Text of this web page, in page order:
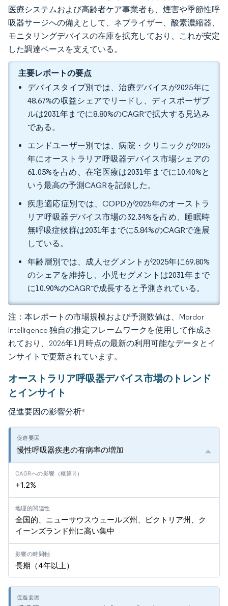
医療システムおよび高齢者ケア事業者も、煙害や季節性呼
吸器サージへの備えとして、ネブライザー、酸素濃縮器、
モニタリングデバイスの在庫を拡充しており、これが安定
した調達ペースを支えている。
主要レポートの要点
デバイスタイプ別では、治療デバイスが2025年に
48.67%の収益シェアでリードし、ディスポーザブ
ルは2031年までに8.80%のCAGRで拡大する見込み
である。
エンドユーザー別では、病院・クリニックが2025
年にオーストラリア呼吸器デバイス市場シェアの
61.05%を占め、在宅医療は2031年までに10.40%と
いう最高の予測CAGRを記録した。
疾患適応症別では、COPDが2025年のオーストラ
リア呼吸器デバイス市場の32.34%を占め、睡眠時
無呼吸症候群は2031年までに5.84%のCAGRで進展
している。
年齢層別では、成人セグメントが2025年に69.80%
のシェアを維持し、小児セグメントは2031年まで
に10.90%のCAGRで成長すると予測されている。
注：本レポートの市場規模および予測数値は、Mordor
Intelligence 独自の推定フレームワークを使用して作成さ
れており、2026年1月時点の最新の利用可能なデータとイ
ンサイトで更新されています。
オーストラリア呼吸器デバイス市場のトレンド
とインサイト
促進要因の影響分析*
慢性呼吸器疾患の有病率の増加
+1.2%
全国的、ニューサウスウェールズ州、ビクトリア州、ク
イーンズランド州に高い集中
長期（4年以上）